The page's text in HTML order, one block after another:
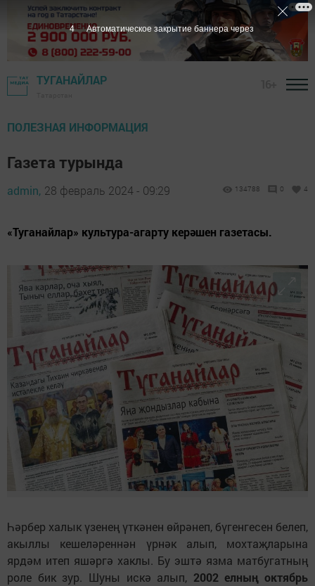
ТУГАНАЙЛАР
ПОЛЕЗНАЯ ИНФОРМАЦИЯ
Газета турында
admin, 28 февраль 2024 - 09:29 134788 0 4
«Туганайлар» культура-агарту керәшен газетасы.
Һәрбер халык үзенең үткәнен өйрәнеп, бүгенгесен белеп,
акыллы кешеләреннән үрнәк алып, мохтаҗларына
ярдәм итеп яшәргә хаклы. Бу эштә язма матбугатның
роле бик зур. Шуны искә алып, 2002 елның октябрь
2 Автоматическое закрытие баннера через